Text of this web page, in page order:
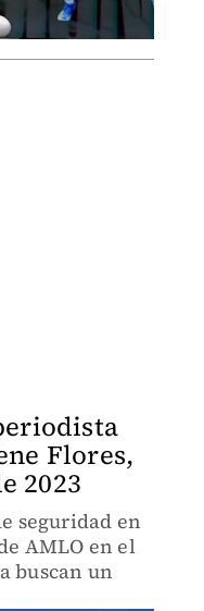
Flores,
2023
seguridad en
AMLO en el
buscan un